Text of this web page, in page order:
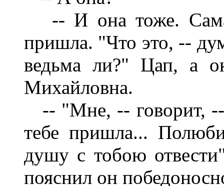
-- И она тоже.
пришла. "Что это, --
ведьма ли?" Цап, а
Михайловна.
-- "Мне, -- говорит, --
тебе пришла...
душу с тобою
пояснил он